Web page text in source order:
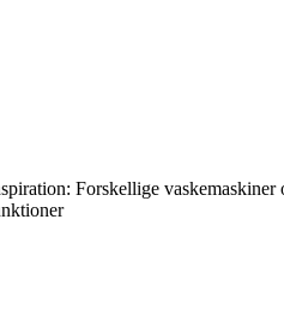
Forskellige vaskemaskiner